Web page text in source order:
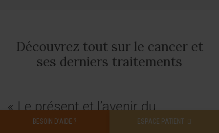
Découvrez tout sur le cancer et
ses derniers traitements
« Le présent et l’avenir du
traitement du cancer reposent sur
BESOIN D’AIDE ? ESPACE PATIENT